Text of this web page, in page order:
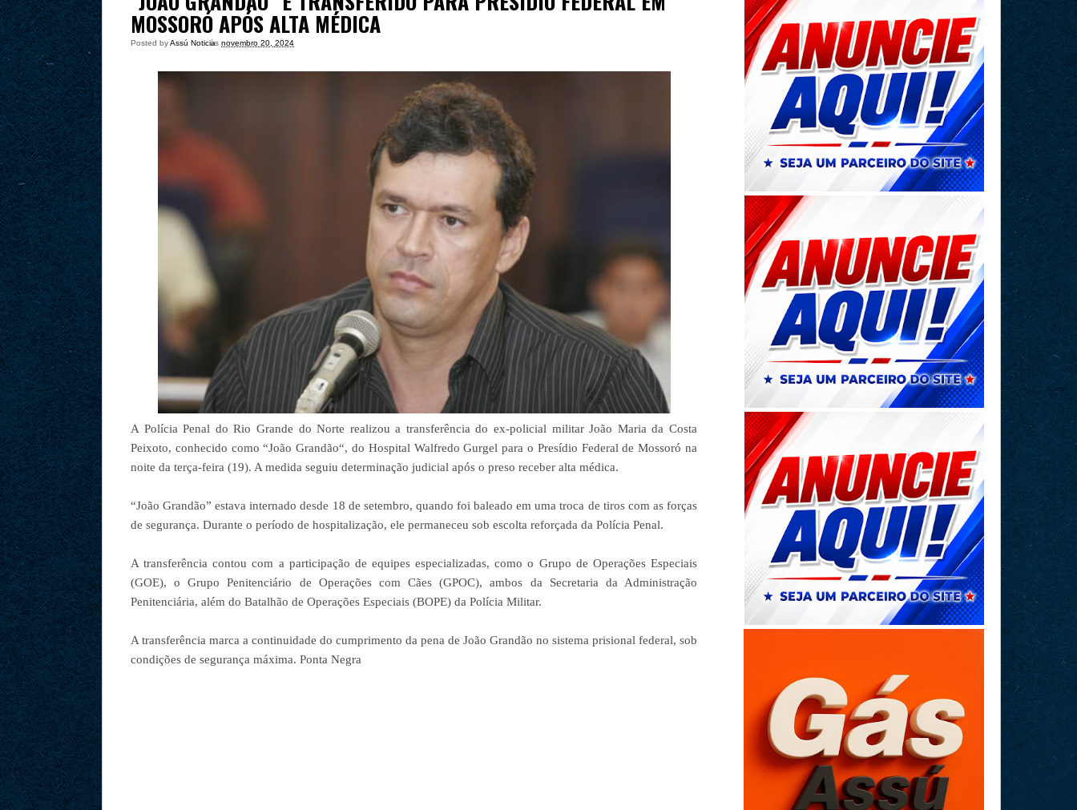
MOSSORÓ APÓS ALTA MÉDICA
Posted byAssú Noticia
às novembro 20, 2024
A Polícia Penal do Rio Grande do Norte realizou a transferência do ex-policial militar João Maria da Costa
Peixoto, conhecido como “João Grandão“, do Hospital Walfredo Gurgel para o Presídio Federal de Mossoró na
noite da terça-feira (19). A medida seguiu determinação judicial após o preso receber alta médica.
“João Grandão” estava internado desde 18 de setembro, quando foi baleado em uma troca de tiros com as forças
de segurança. Durante o período de hospitalização, ele permaneceu sob escolta reforçada da Polícia Penal.
A transferência contou com a participação de equipes especializadas, como o Grupo de Operações Especiais
(GOE), o Grupo Penitenciário de Operações com Cães (GPOC), ambos da Secretaria da Administração
Penitenciária, além do Batalhão de Operações Especiais (BOPE) da Polícia Militar.
A transferência marca a continuidade do cumprimento da pena de João Grandão no sistema prisional federal, sob
condições de segurança máxima. Ponta Negra